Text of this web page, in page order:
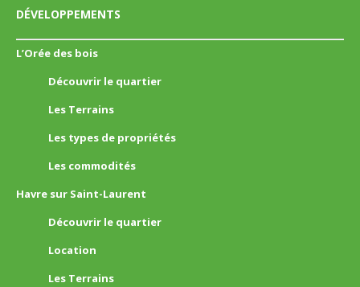
DÉVELOPPEMENTS
L’Orée des bois
Découvrir le quartier
Les Terrains
Les types de propriétés
Les commodités
Havre sur Saint-Laurent
Découvrir le quartier
Location
Les Terrains